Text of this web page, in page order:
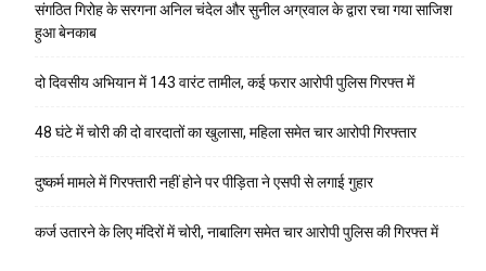
संगठित गिरोह के सरगना अनिल चंदेल और सुनील अग्रवाल के द्वारा रचा गया साजिश
हुआ बेनकाब
दो दिवसीय अभियान में 143 वारंट तामील, कई फरार आरोपी पुलिस गिरफ्त में
48 घंटे में चोरी की दो वारदातों का खुलासा, महिला समेत चार आरोपी गिरफ्तार
दुष्कर्म मामले में गिरफ्तारी नहीं होने पर पीड़िता ने एसपी से लगाई गुहार
कर्ज उतारने के लिए मंदिरों में चोरी, नाबालिग समेत चार आरोपी पुलिस की गिरफ्त में